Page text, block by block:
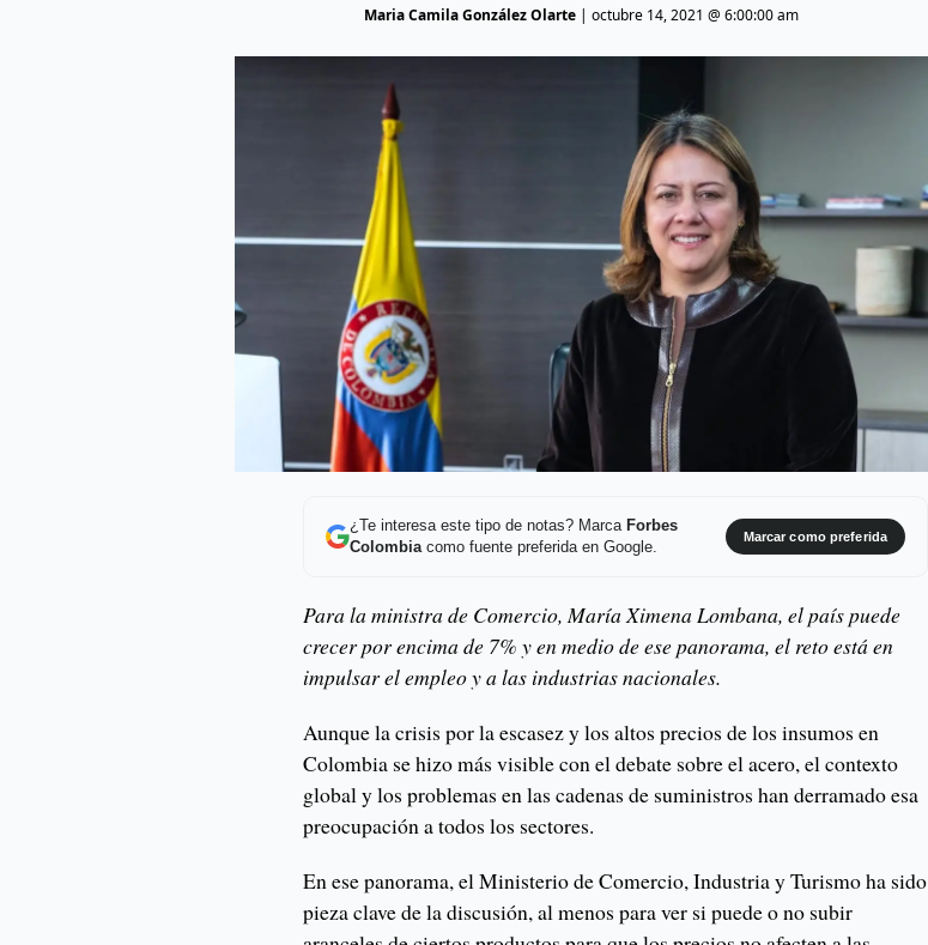
Maria Camila González Olarte| octubre 14, 2021 @ 6:00:00 am
¿Te interesa este tipo de notas? Marca Forbes
Colombiacomo fuente preferida en Google.
Marcar como preferida
Para la ministra de Comercio, María Ximena Lombana, el país puede
crecer por encima de 7% y en medio de ese panorama, el reto está en
impulsar el empleo y a las industrias nacionales.
Aunque la crisis por la escasez y los altos precios de los insumos en
Colombia se hizo más visible con el debate sobre el acero, el contexto
global y los problemas en las cadenas de suministros han derramado esa
preocupación a todos los sectores.
En ese panorama, el Ministerio de Comercio, Industria y Turismo ha sido
pieza clave de la discusión, al menos para ver si puede o no subir